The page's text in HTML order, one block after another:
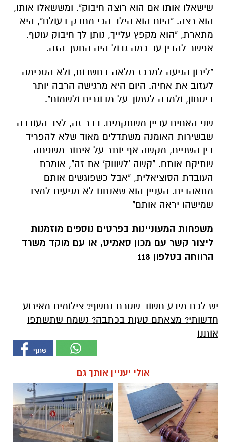
שישאלו אותו אם הוא רוצה חיבוק". ומששאלו אותו,
הוא רצה. "היום הוא הילד הכי מחבק בעולם", היא
מתארת, "הוא מקפץ עלייך, נותן לך חיבוק עוטף.
אפשר להבין עד כמה גדול היה החסך הזה.
"לירון הגיעה למרכז מלאה בחשדות, ולא הסכימה
לעזוב את אחיה. היום היא מרגישה הרבה יותר
ביטחון, ולמדה לסמוך על מבוגרים ולשמוח".
שני האחים עדיין משתקמים. דבר זה, לצד העובדה
שבשירות האומנה משתדלים מאוד שלא להפריד
בין השניים, מקשה אף יותר על איתור משפחה
שתיקח אותם. "קשה 'לשווק' את זה", אומרת
העובדת הסוציאלית, "אבל כשפוגשים אותם
מתאהבים. העניין הוא שאנחנו לא מגיעים למצב
שמישהו יראה אותם"
משפחות המעוניינות בפרטים נוספים מוזמנות
ליצור קשר עם מכון סאמיט, או עם מוקד משרד
הרווחה בטלפון 118
יש לכם מידע חשוב שטרם נחשף? צילומים מאירוע
חדשותי? מצאתם טעות בכתבה? נשמח שתשתפו
אותנו
אולי יעניין אותך גם